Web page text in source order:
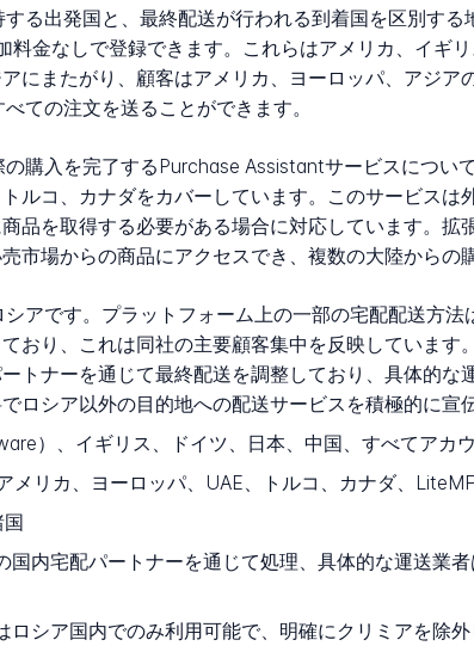
る出発国と、最終配送が行われる到着国を区別す
料金なしで登録できます。これらはアメリカ、イギ
にまたがり、顧客はアメリカ、ヨーロッパ、アジ
ての注文を送ることができます。
購入を完了するPurchase Assistantサービスについ
ルコ、カナダをカバーしています。このサービス
品を取得する必要がある場合に対応しています。
市場からの商品にアクセスでき、複数の大陸からの
アです。プラットフォーム上の一部の宅配配送方
おり、これは同社の主要顧客集中を反映していま
トナーを通じて最終配送を調整しており、具体的
ロシア以外の目的地への配送サービスを積極的に宣
）、イギリス、ドイツ、日本、中国、すべてアカ
メリカ、ヨーロッパ、UAE、トルコ、カナダ、
国
国内宅配パートナーを通じて処理、具体的な運送業
ロシア国内でのみ利用可能で、明確にクリミアを除